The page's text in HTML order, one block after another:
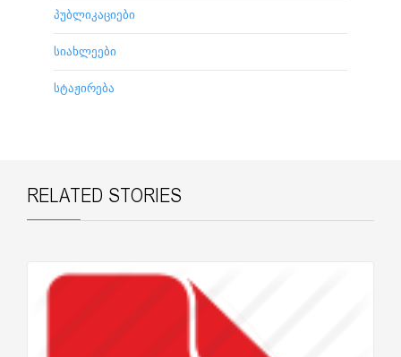
პუბლიკაციები
სიახლეები
სტაჟირება
RELATED STORIES